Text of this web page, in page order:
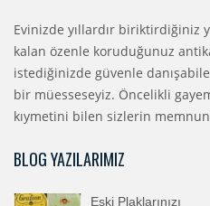
Evinizde yıllardır biriktirdiğiniz
kalan özenle koruduğunuz
istediğinizde güvenle
bir müesseseyiz. Öncelikli
kıymetini bilen sizlerin memnun
BLOG YAZILARIMIZ
Eski Plaklarınızı